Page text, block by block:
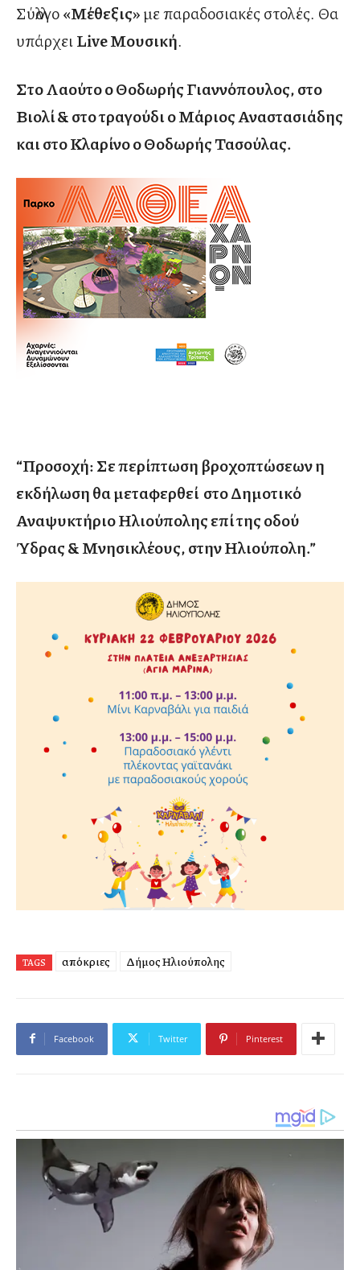
Σύλλογο«Μέθεξις»µε παραδοσιακές στολές. Θα
υπάρχειLive Μουσική.
Στο Λαούτο ο Θοδωρής Γιαννόπουλος, στο
Βιολί & στο τραγούδι ο Μάριος Αναστασιάδης
και στο Κλαρίνο ο Θοδωρής Τασούλας.
“Προσοχή: Σε περίπτωση βροχοπτώσεων η
εκδήλωση θα μεταφερθεί στο Δημοτικό
Αναψυκτήριο Ηλιούπολης επί της οδού
Ύδρας & Μνησικλέους, στην Ηλιούπολη.”
TAGS απόκριες Δήμος Ηλιούπολης
Facebook Twitter Pinterest